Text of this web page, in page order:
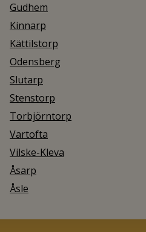
Gudhem
Kinnarp
Kättilstorp
Odensberg
Slutarp
Stenstorp
Torbjörntorp
Vartofta
Vilske-Kleva
Åsarp
Åsle